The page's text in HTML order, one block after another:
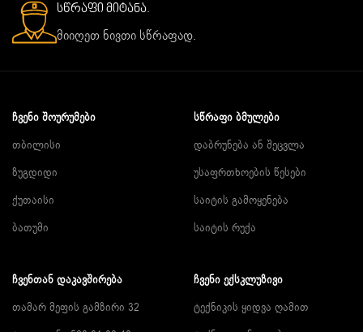
სწრაფი მიტანა.
მიიღეთ ნივთი სწრაფად.
ᲩᲕᲔᲜᲘ ᲨᲝᲣᲠᲣᲛᲔᲑᲘ
თბილისი
ზუგდიდი
ქუთაისი
ბათუმი
ᲡᲬᲠᲐᲤᲘ ᲑᲛᲣᲚᲔᲑᲘ
დაბრუნება ან შეცვლა
უსაფრთხოების წესები
საიტის გამოყენება
საიტის რუქა
ᲩᲕᲔᲜᲗᲐᲜ ᲓᲐᲙᲐᲕᲨᲘᲠᲔᲑᲐ
თამარ მეფის გამზირი 32
ᲩᲕᲔᲜᲘ ᲔᲥᲡᲙᲚᲣᲖᲘᲕᲘ
ტექნიკის ყიდვა ღამით